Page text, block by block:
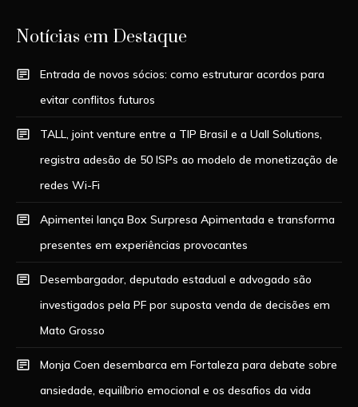
Notícias em Destaque
Entrada de novos sócios: como estruturar acordos para
evitar conflitos futuros
TALL, joint venture entre a TIP Brasil e a Uall Solutions,
registra adesão de 50 ISPs ao modelo de monetização de
redes Wi-Fi
Apimentei lança Box Surpresa Apimentada e transforma
presentes em experiências provocantes
Desembargador, deputado estadual e advogado são
investigados pela PF por suposta venda de decisões em
Mato Grosso
Monja Coen desembarca em Fortaleza para debate sobre
ansiedade, equilíbrio emocional e os desafios da vida